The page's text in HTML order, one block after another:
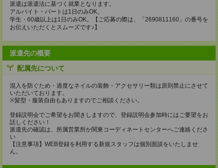
派遣は派遣法に基づく就業となります。
アルバイト・パートは1日のみOK。
学生・60歳以上は1日のみOK。【ご応募の際は、「2690811160」の番号を
お伝えいただくとスムーズです♪】
派遣先の概要
配属先について
混入を防ぐため・過度なネイルの装飾・アクセサリー類は原則禁止にさせて
いただいております。
※髪型・服装自由もありますのでご相談ください。
登録説明会でご希望をお聞きしますので、登録説明会参加時にはご要望をお
話しください！
派遣先の確認は、所属営業所か関東コーディネートセンターへご連絡くださ
い
【注意事項】WEB登録を利用する新規スタッフは個別面談をいたしませ
ん。